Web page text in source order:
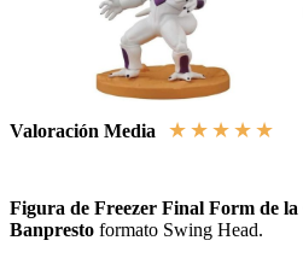
Valoración Media ★ ★ ★ ★ ★
Figura de Freezer Final Form de
Banpresto formato Swing Head.